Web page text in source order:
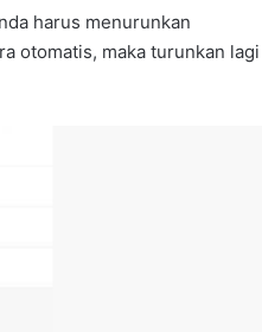
harus menurunkan
otomatis, maka turunkan lagi